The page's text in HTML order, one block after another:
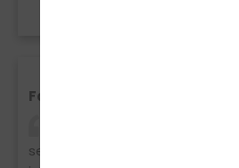
Fahrschule
sehr zufrieden ich hatte